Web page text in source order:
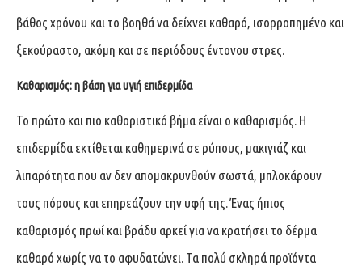
βάθος χρόνου και το βοηθά να δείχνει καθαρό, ισορροπημένο και
ξεκούραστο, ακόμη και σε περιόδους έντονου στρες.
Καθαρισμός: η βάση για υγιή επιδερμίδα
Το πρώτο και πιο καθοριστικό βήμα είναι ο καθαρισμός. Η
επιδερμίδα εκτίθεται καθημερινά σε ρύπους, μακιγιάζ και
λιπαρότητα που αν δεν απομακρυνθούν σωστά, μπλοκάρουν
τους πόρους και επηρεάζουν την υφή της. Ένας ήπιος
καθαρισμός πρωί και βράδυ αρκεί για να κρατήσει το δέρμα
καθαρό χωρίς να το αφυδατώνει. Τα πολύ σκληρά προϊόντα